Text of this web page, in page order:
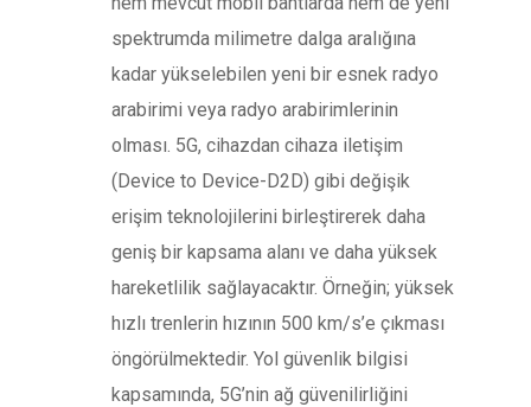
spektrumda milimetre dalga aralığına
kadar yükselebilen yeni bir esnek radyo
arabirimi veya radyo arabirimlerinin
olması. 5G, cihazdan cihaza iletişim
(Device to Device-D2D) gibi değişik
erişim teknolojilerini birleştirerek daha
geniş bir kapsama alanı ve daha yüksek
hareketlilik sağlayacaktır. Örneğin; yüksek
hızlı trenlerin hızının 500 km/s’e çıkması
öngörülmektedir. Yol güvenlik bilgisi
kapsamında, 5G’nin ağ güvenilirliğini